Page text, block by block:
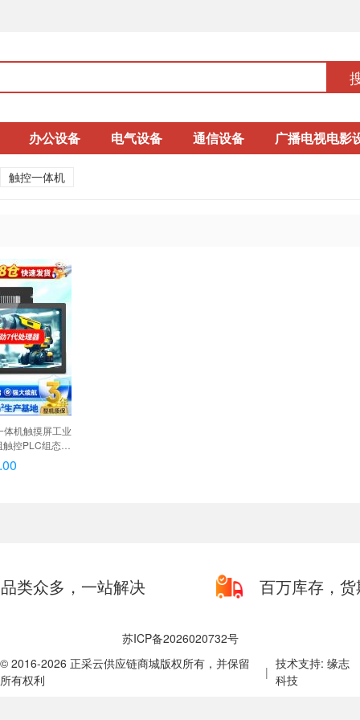
办公设备 电气设备 通信设备 广播电视电影
触控一体机
机触摸屏工业
控PLC组态自
8G/256G, 8英
品类众多，一站解决 百万库存，
苏ICP备2026020732号
© 2016-2026 正采云供应链商城版权所有，并保留
所有权利
|
技术支持: 缘志
科技